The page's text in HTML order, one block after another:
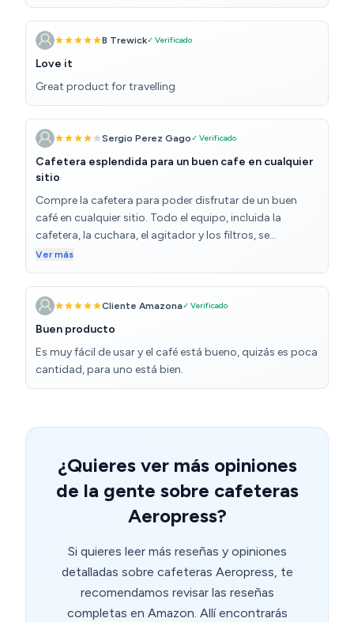
B Trewick✓ Verificado
Love it
Great product for travelling
Sergio Perez Gago✓ Verificado
Cafetera esplendida para un buen cafe en cualquier
sitio
Compre la cafetera para poder disfrutar de un buen
café en cualquier sitio. Todo el equipo, incluida la
cafetera, la cuchara, el agitador y los filtros, se
almacena dentro de un vaso resistente con tapa, lo que
hace que sea fácil de transportar. Cabe perfectamente
en una mochila o maleta, y ocupa poco espacio.
Preparar café con la AeroPress Go es sencillo y rápido.
Solo necesitas agua caliente, café molido y un par de
minutos. Además, la limpieza es prácticamente
instantánea: basta con desechar el filtro y enjuagar.
Desventajas: - Capacidad limitada: Está diseñada para
preparar una sola taza por vez. - No mantiene el café
el café debe consumirse poco después de prepararlos. -
Ver más
Cliente Amazona✓ Verificado
Buen producto
Es muy fácil de usar y el café está bueno, quizás es poca
cantidad, para uno está bien.
¿Quieres ver más opiniones
de la gente sobre cafeteras
Aeropress?
Si quieres leer más reseñas y opiniones
detalladas sobre cafeteras Aeropress, te
recomendamos revisar las reseñas
completas en Amazon. Allí encontrarás